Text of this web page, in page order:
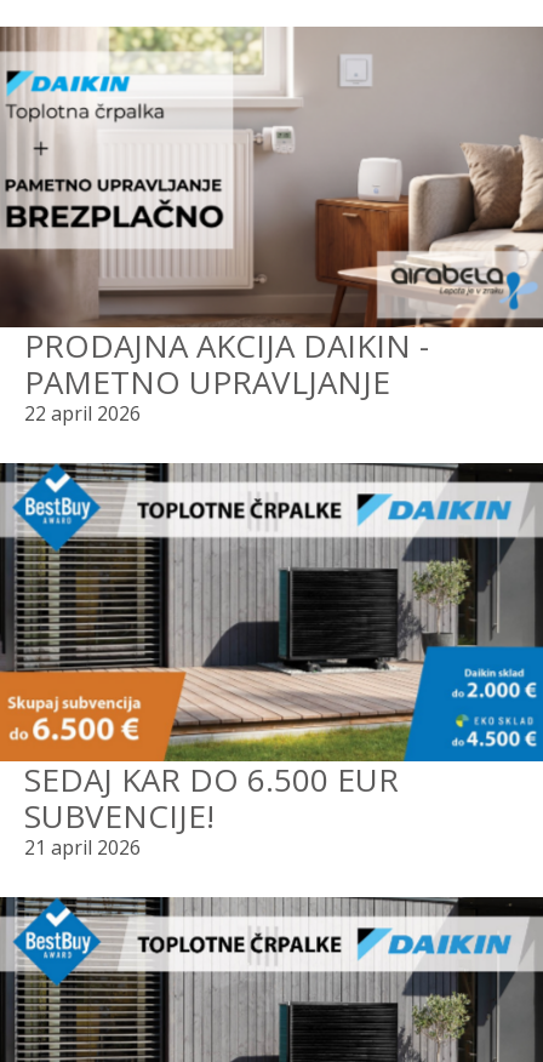
PRODAJNA AKCIJA DAIKIN -
PAMETNO UPRAVLJANJE
22 april 2026
SEDAJ KAR DO 6.500 EUR
SUBVENCIJE!
21 april 2026